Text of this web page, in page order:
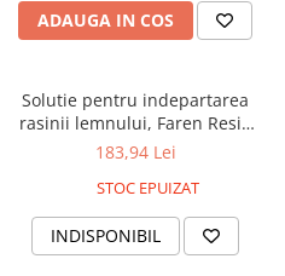
ADAUGA IN COS
Solutie pentru indepartarea
rasinii lemnului, Faren Resin
Off, 5 litri
183,94 Lei
STOC EPUIZAT
INDISPONIBIL